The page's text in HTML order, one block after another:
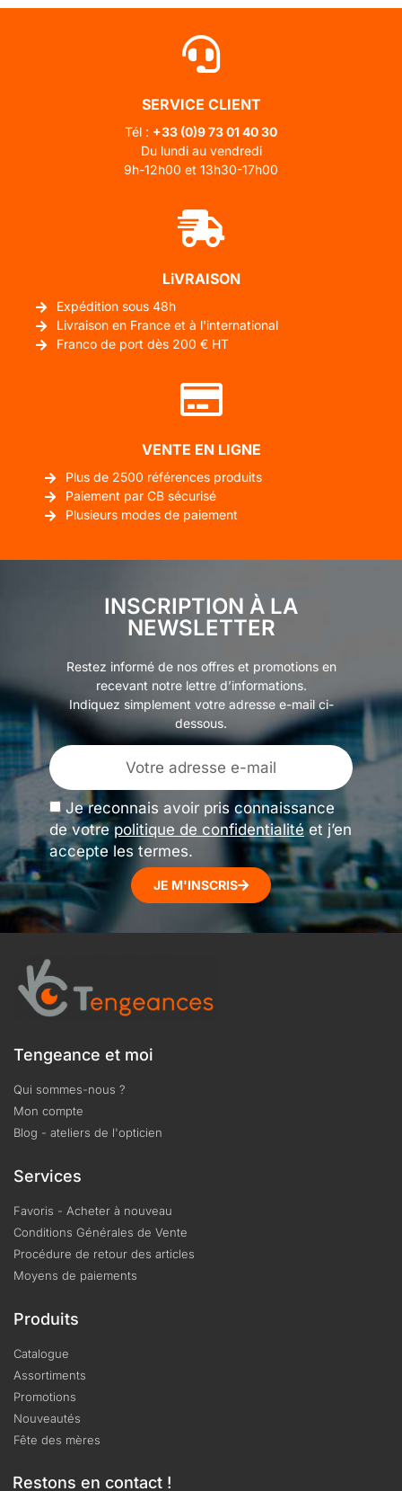
SERVICE CLIENT
Tél : +33 (0)9 73 01 40 30
Du lundi au vendredi
9h-12h00 et 13h30-17h00
LiVRAISON
Expédition sous 48h
Livraison en France et à l'international
Franco de port dès 200 € HT
VENTE EN LIGNE
Plus de 2500 références produits
Paiement par CB sécurisé
Plusieurs modes de paiement
INSCRIPTION À LA
NEWSLETTER
Restez informé de nos offres et promotions en
recevant notre lettre d’informations.
Indiquez simplement votre adresse e-mail ci-
dessous.
Je reconnais avoir pris connaissance
de votrepolitique de confidentialitéet j’en
accepte les termes.
JE M'INSCRIS
Tengeance et moi
Qui sommes-nous ?
Mon compte
Blog - ateliers de l'opticien
Services
Favoris - Acheter à nouveau
Conditions Générales de Vente
Procédure de retour des articles
Moyens de paiements
Produits
Catalogue
Assortiments
Promotions
Nouveautés
Fête des mères
Restons en contact !